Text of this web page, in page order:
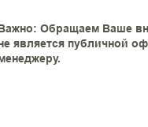
Обращаем Ваше
является публичной